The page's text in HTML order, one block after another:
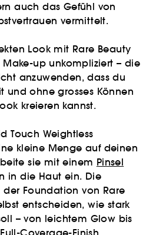
auch das Gefühl von
vermittelt.
Look mit Rare Beauty
up unkompliziert – die
anzuwenden, dass du
und ohne grosses Können
kreieren kannst.
Touch Weightless
kleine Menge auf deinen
sie mit einem Pinsel
in die Haut ein. Die
Foundation von Rare
entscheiden, wie stark
– von leichtem Glow bis
Coverage-Finish.